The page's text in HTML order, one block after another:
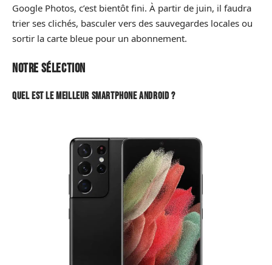
Google Photos, c’est bientôt fini. À partir de juin, il faudra
trier ses clichés, basculer vers des sauvegardes locales ou
sortir la carte bleue pour un abonnement.
Notre sélection
Quel est le meilleur smartphone Android ?